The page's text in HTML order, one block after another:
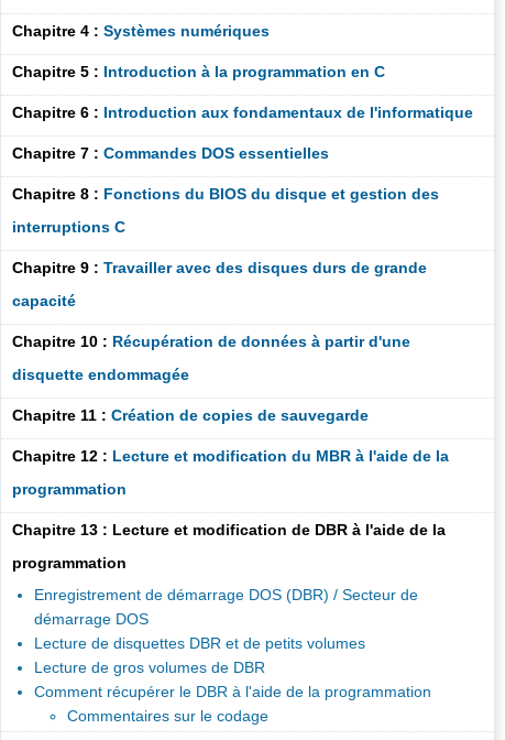
Chapitre 4 : Systèmes numériques
Chapitre 5 : Introduction à la programmation en C
Chapitre 6 : Introduction aux fondamentaux de l'informatique
Chapitre 7 : Commandes DOS essentielles
Chapitre 8 : Fonctions du BIOS du disque et gestion des
interruptions C
Chapitre 9 : Travailler avec des disques durs de grande
capacité
Chapitre 10 : Récupération de données à partir d'une
disquette endommagée
Chapitre 11 : Création de copies de sauvegarde
Chapitre 12 : Lecture et modification du MBR à l'aide de la
programmation
Chapitre 13 : Lecture et modification de DBR à l'aide de la
programmation
Enregistrement de démarrage DOS (DBR) / Secteur de
démarrage DOS
Lecture de disquettes DBR et de petits volumes
Lecture de gros volumes de DBR
Comment récupérer le DBR à l'aide de la programmation
Commentaires sur le codage